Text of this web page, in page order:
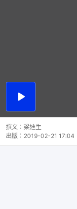
播
撰文： 梁迪生
出版： 2019-02-21 17:04